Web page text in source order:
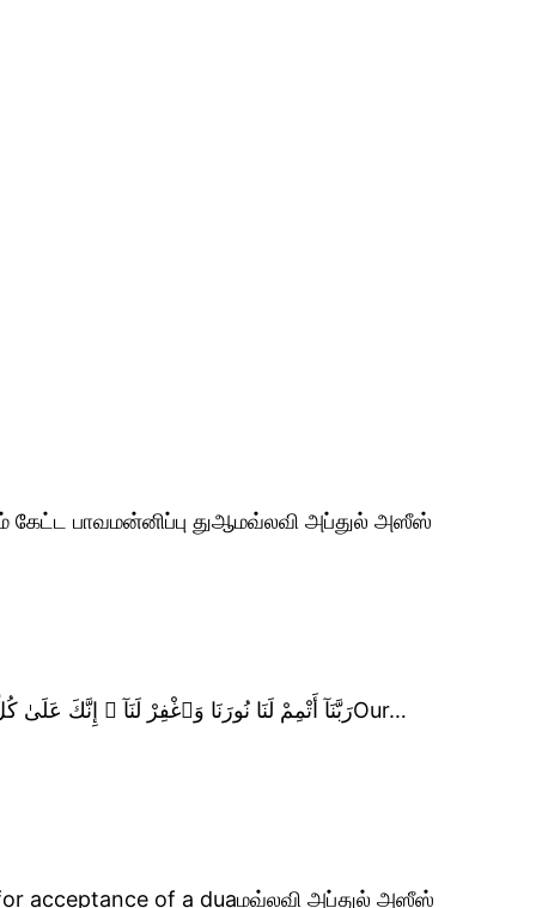
பாவமன்னிப்பு துஆமவ்லவி அப்துல் அஸீஸ்
அல்குர்ஆன் கூறும் நல்லடியார்களின் துஆرَبَّنَآ أَتْمِمْ لَنَا نُورَنَا وَٱغْفِرْ لَنَآ ۖ إِنَّكَ عَلَىٰ كُلِّ شَىْءٍۢ قَدِيرٌOur…
acceptance of a duaமவ்லவி அப்துல் அஸீஸ்